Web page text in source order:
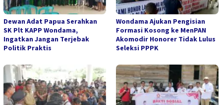
Dewan Adat Papua Serahkan
SK Plt KAPP Wondama,
Ingatkan Jangan Terjebak
Politik Praktis
Wondama Ajukan Pengisian
Formasi Kosong ke MenPAN
Akomodir Honorer Tidak Lulus
Seleksi PPPK